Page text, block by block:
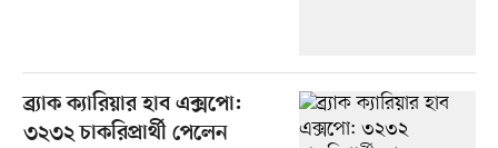
ব্র্যাক ক্যারিয়ার হাব এক্সপো:
৩২৩২ চাকরিপ্রার্থী পেলেন